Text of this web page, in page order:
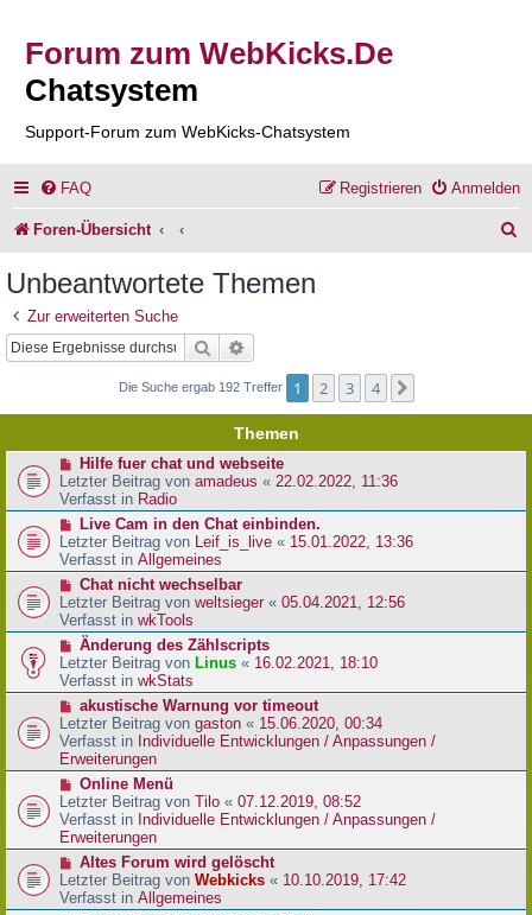
Forum zum WebKicks.De
Chatsystem
Support-Forum zum WebKicks-Chatsystem
FAQ Anmelden
Registrieren
Foren-Übersicht
Unbeantwortete Themen
Zur erweiterten Suche
Suche
Die Suche ergab 192 Treffer 1 2 3 4
Themen
N
e
u
e
r
B
e
t
r
a
g
Hilfe fuer chat und webseite
Letzter Beitrag von amadeus « 22.02.2022, 11:36
Verfasst in Radio
N
e
u
e
r
B
e
t
r
a
g
Live Cam in den Chat einbinden.
Letzter Beitrag von Leif_is_live « 15.01.2022, 13:36
Verfasst in Allgemeines
N
e
u
e
r
B
e
t
r
a
g
Chat nicht wechselbar
Letzter Beitrag von weltsieger « 05.04.2021, 12:56
Verfasst in wkTools
N
e
u
e
r
B
e
i
r
a
g
Änderung des Zählscripts
Letzter Beitrag von Linus « 16.02.2021, 18:10
Verfasst in wkStats
N
e
u
e
r
B
e
i
t
a
g
akustische Warnung vor timeout
Letzter Beitrag von gaston « 15.06.2020, 00:34
Verfasst in Individuelle Entwicklungen / Anpassungen /
Erweiterungen
N
e
u
e
r
B
e
i
Online Menü
Letzter Beitrag von Tilo « 07.12.2019, 08:52
Verfasst in Individuelle Entwicklungen / Anpassungen /
Erweiterungen
N
e
u
Altes Forum wird gelöscht
Letzter Beitrag von Webkicks « 10.10.2019, 17:42
Verfasst in Allgemeines